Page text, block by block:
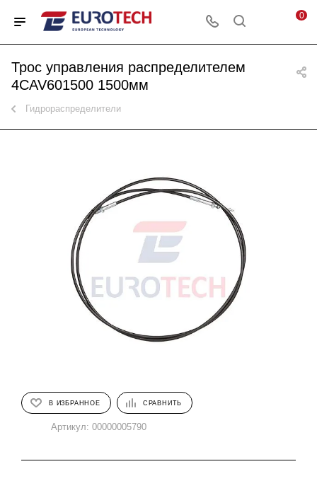
0
Трос управления распределителем
4CAV601500 1500мм
Гидрораспределители
В ИЗБРАННОЕ СРАВНИТЬ
Артикул: 00000005790